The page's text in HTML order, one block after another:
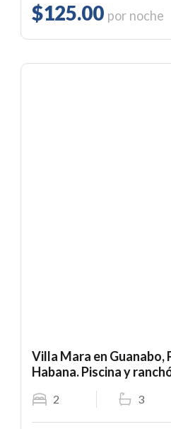
$125.00 por noche
Villa Mara en Guanabo,
Habana. Piscina y
2 3